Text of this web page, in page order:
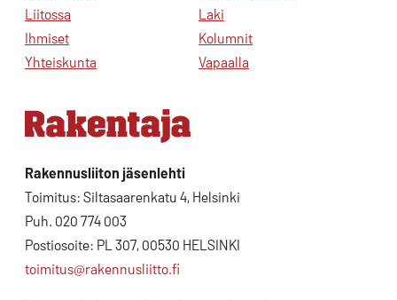
Liitossa
Ihmiset
Yhteiskunta
Laki
Kolumnit
Vapaalla
Rakennusliiton jäsenlehti
Toimitus: Siltasaarenkatu 4, Helsinki
Puh. 020 774 003
Postiosoite: PL 307, 00530 HELSINKI
toimitus@rakennusliitto.fi